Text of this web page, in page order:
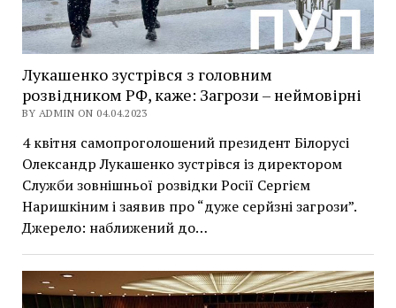
Лукашенко зустрівся з головним
розвідником РФ, каже: Загрози – неймовірні
BY ADMIN ON 04.04.2023
4 квітня самопроголошений президент Білорусі
Олександр Лукашенко зустрівся із директором
Служби зовнішньої розвідки Росії Сергієм
Наришкіним і заявив про “дуже серйзні загрози”.
Джерело: наближений до…